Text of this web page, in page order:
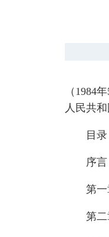
（1984
人民共
目录
序言
第一
第二章